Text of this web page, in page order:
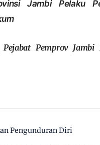
Jambi Pelaku
Pemprov Jambi
Pengunduran Diri